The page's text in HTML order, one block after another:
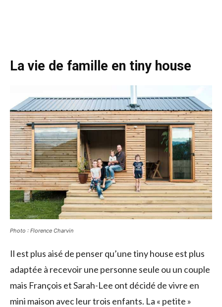
La vie de famille en tiny house
Photo : Florence Charvin
Il est plus aisé de penser qu’une tiny house est plus
adaptée à recevoir une personne seule ou un couple
mais François et Sarah-Lee ont décidé de vivre en
mini maison avec leur trois enfants. La « petite »